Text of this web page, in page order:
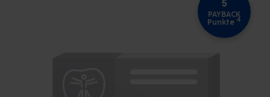
5
PAYBACK
Punkte 4